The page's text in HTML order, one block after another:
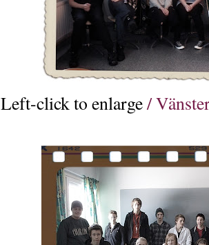
Left-click to enlarge/